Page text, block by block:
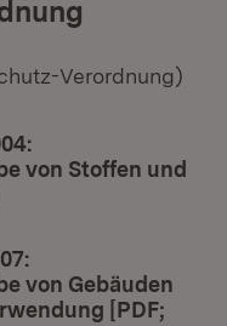
Verordnung)
von Stoffen und
von Gebäuden
[PDF;